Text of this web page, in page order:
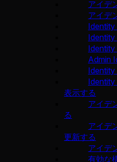
アイデ
アイデ
Identity
Identity
Identity
Admin
Identity
Identity
表示する
アイデ
る
アイデ
更新する
アイデ
有効な